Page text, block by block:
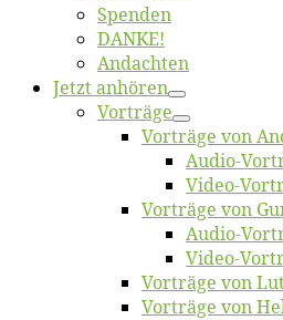
Spen­den
DANKE!
An­dach­ten
Jetzt an­hö­ren
Vor­trä­ge
Vor­trä­ge von
Au­dio-
Vi­deo-
Vor­trä­ge von
Au­dio-
Vi­deo-
Vor­trä­ge von
Vor­trä­ge von